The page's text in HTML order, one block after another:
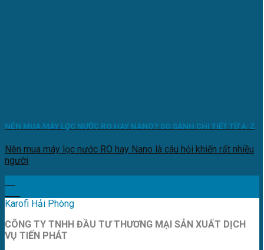
NÊN MUA MÁY LỌC NƯỚC RO HAY NANO? SO SÁNH CHI TIẾT TỪ A-Z
Nên mua máy lọc nước RO hay Nano là câu hỏi khiến rất nhiều
người
Karofi Hải Phòng
CÔNG TY TNHH ĐẦU TƯ THƯƠNG MẠI SẢN XUẤT DỊCH
VỤ TIẾN PHÁT